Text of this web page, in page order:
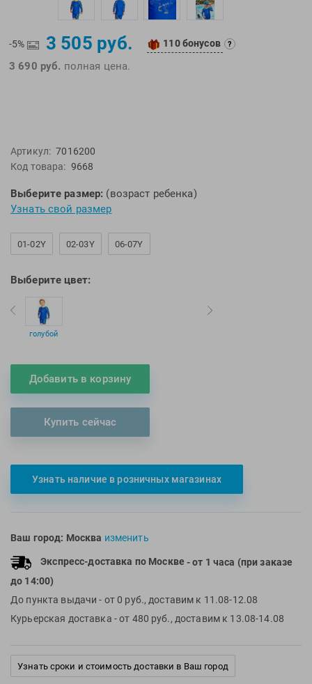
Lite Weights
Mako
Master-Ski
McNett
Medaller
MGB
Mizuno
Mosconi
Mugiro
Multipower
Nivea
Nutrend
Oness Sport
Original FitTools
Paterra
Pavluque
Roxy-Kids
Tanita
Tekmar
Torres
TUSA
TYR
Under Armour
View
Waboba
-5% 3 505 руб. 110 бонусов ?
3 690 руб. полная цена.
Артикул: 7016200
Код товара: 9668
Выберите размер: (возраст ребенка)
Узнать свой размер
01-02Y 02-03Y 06-07Y
Выберите цвет:
голубой
Добавить в корзину
Купить сейчас
Узнать наличие в розничных магазинах
Ваш город: Москва изменить
Экспресс-доставка по Москве - от 1 часа (при заказе
до 14:00)
До пункта выдачи - от 0 руб., доставим к 11.08-12.08
Курьерская доставка - от 480 руб., доставим к 13.08-14.08
Узнать сроки и стоимость доставки в Ваш город